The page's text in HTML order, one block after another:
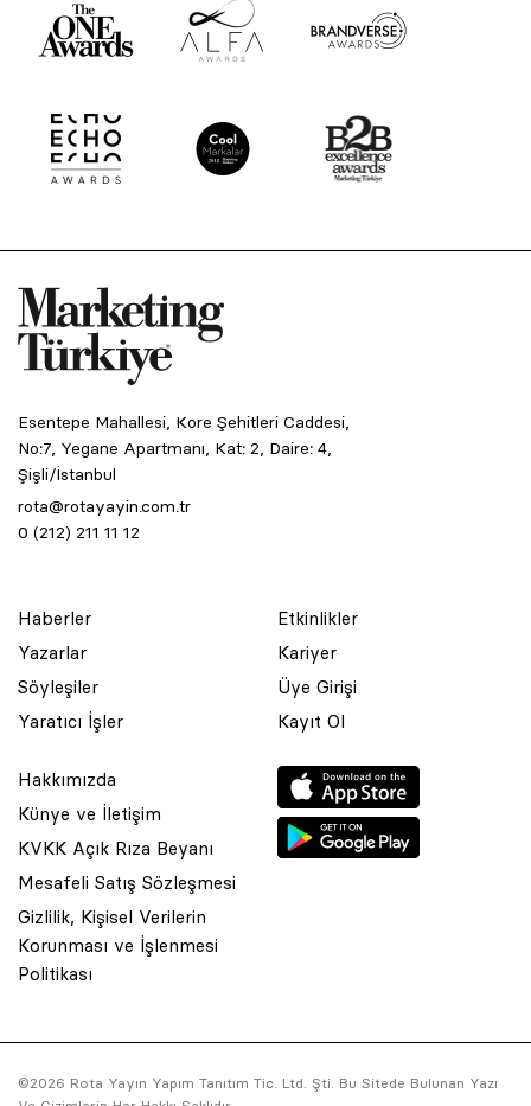
Esentepe Mahallesi, Kore Şehitleri Caddesi,
No:7, Yegane Apartmanı, Kat: 2, Daire: 4,
Şişli/İstanbul
rota@rotayayin.com.tr
0 (212) 211 11 12
Haberler
Yazarlar
Söyleşiler
Yaratıcı İşler
Etkinlikler
Kariyer
Üye Girişi
Kayıt Ol
Hakkımızda
Künye ve İletişim
KVKK Açık Rıza Beyanı
Mesafeli Satış Sözleşmesi
Gizlilik, Kişisel Verilerin
Korunması ve İşlenmesi
Politikası
©2026 Rota Yayın Yapım Tanıtım Tic. Ltd. Şti. Bu Sitede Bulunan Yazı
© 2001 Rota Yayın Yapım Tanıtım Tic. Ltd. Şti. Bu Sitede Bulunan
Asquared WordPress Agencytarafından tasarlanmış ve